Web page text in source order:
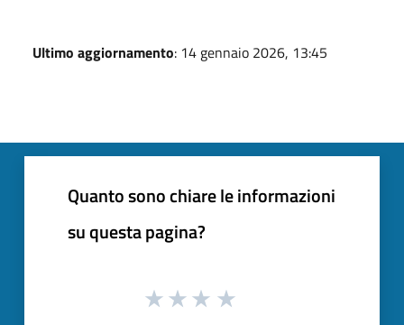
Ultimo aggiornamento: 14 gennaio 2026, 13:45
Quanto sono chiare le informazioni
su questa pagina?